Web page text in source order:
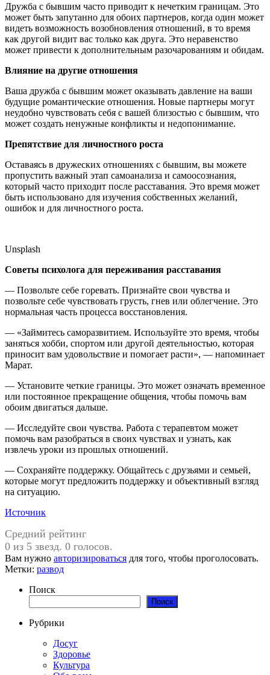
Дружба с бывшим часто приводит к нечетким границам. Это
может быть запутанно для обоих партнеров, когда один может
видеть возможность возобновления отношений, в то время
как другой видит вас только как друга. Это неравенство
может привести к дополнительным разочарованиям и обидам.
Влияние на другие отношения
Ваша дружба с бывшим может оказывать давление на ваши
будущие романтические отношения. Новые партнеры могут
неудобно чувствовать себя с вашей близостью с бывшим, что
может создать ненужные конфликты и недопонимание.
Препятствие для личностного роста
Оставаясь в дружеских отношениях с бывшим, вы можете
пропустить важный этап самоанализа и самоосознания,
который часто приходит после расставания. Это время может
быть использовано для изучения собственных желаний,
ошибок и для личностного роста.
Unsplash
Советы психолога для переживания расставания
— Позвольте себе горевать. Признайте свои чувства и
позвольте себе чувствовать грусть, гнев или облегчение. Это
нормальная часть процесса восстановления.
— «Займитесь саморазвитием. Используйте это время, чтобы
заняться хобби, спортом или другой деятельностью, которая
приносит вам удовольствие и помогает расти», — напоминает
Марат.
— Установите четкие границы. Это может означать временное
или постоянное прекращение общения, чтобы помочь вам
обоим двигаться дальше.
— Исследуйте свои чувства. Работа с терапевтом может
помочь вам разобраться в своих чувствах и узнать, как
извлечь уроки из прошлых отношений.
— Сохраняйте поддержку. Общайтесь с друзьями и семьей,
которые могут предложить поддержку и объективный взгляд
на ситуацию.
Источник
Средний рейтинг
0 из 5 звезд. 0 голосов.
Вам нужно авторизироваться для того, чтобы проголосовать.
Метки: развод
Поиск
Поиск
Рубрики
Досуг
Здоровье
Культура